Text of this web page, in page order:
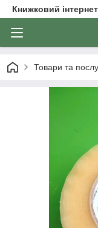
Книжковий
Товари та